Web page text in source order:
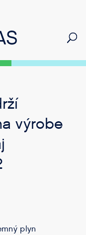
výrobe
plyn